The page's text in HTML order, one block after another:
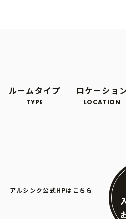
ルームタイプ
TYPE
ロケーショ
LOCATION
アルシンク公式HPはこちら